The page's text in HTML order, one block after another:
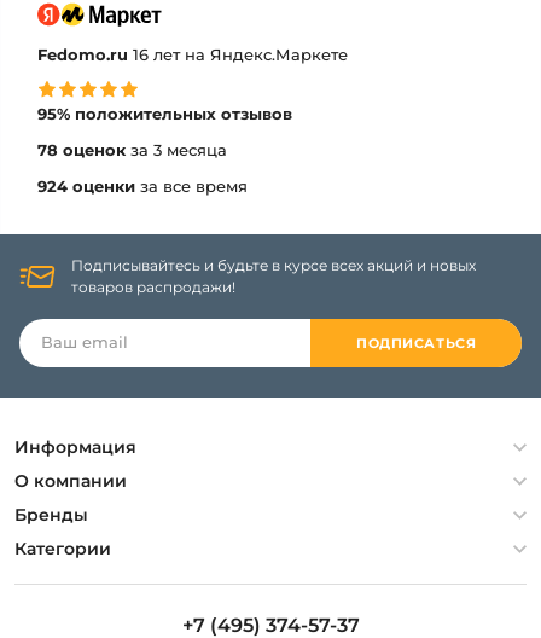
Fedomo.ru 16 лет на Яндекс.Маркете
95% положительных отзывов
78 оценок за 3 месяца
924 оценки за все время
Подписывайтесь и будьте в курсе всех акций и новых
товаров распродажи!
ПОДПИСАТЬСЯ
Информация
Политика конфиденциальности
Гарантия
Оплата и доставка
О компании
О компании
Контакты
Бренды
Artelamp
Категории
Люстры
+7 (495) 374-57-37